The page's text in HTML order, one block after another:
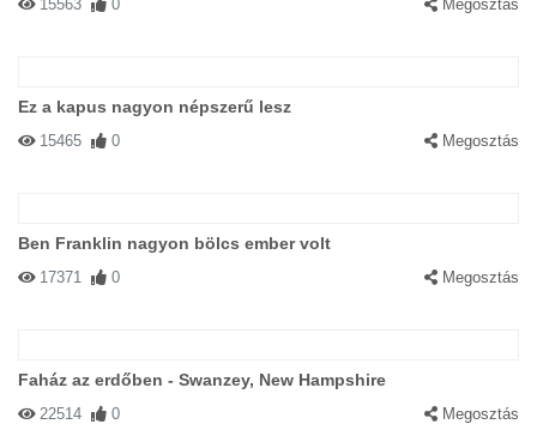
15563 0 Megosztás
Ez a kapus nagyon népszerű lesz
15465 0 Megosztás
Ben Franklin nagyon bölcs ember volt
17371 0 Megosztás
Faház az erdőben - Swanzey, New Hampshire
22514 0 Megosztás